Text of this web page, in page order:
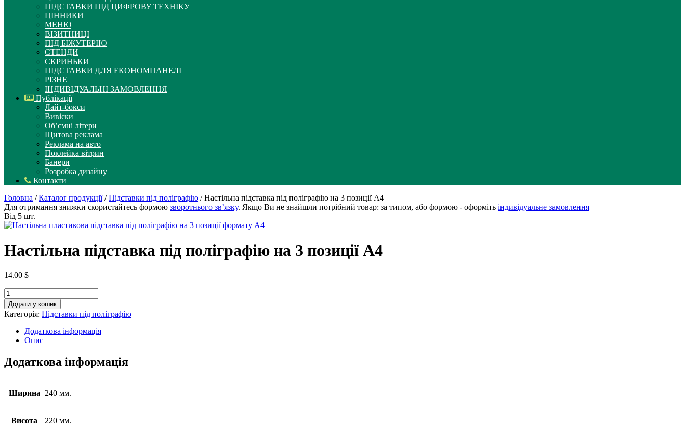
ПІДСТАВКИ ПІД ЦИФРОВУ ТЕХНІКУ
ЦІННИКИ
МЕНЮ
ВІЗИТНИЦІ
ПІД БІЖУТЕРІЮ
СТЕНДИ
СКРИНЬКИ
ПІДСТАВКИ ДЛЯ ЕКОНОМПАНЕЛІ
РІЗНЕ
ІНДИВІДУАЛЬНІ ЗАМОВЛЕННЯ
Публікації
Лайт-бокси
Вивіски
Об’ємні літери
Щитова реклама
Реклама на авто
Поклейка вітрин
Банери
Розробка дизайну
Контакти
Головна /Каталог продукції/Підставки під поліграфію / Настільна підставка під поліграфію на 3 позиції А4
Для отримання знижки скористайтесь формою зворотнього зв’язку. Якщо Ви не знайшли потрібний товар: за типом, або формою - оформіть індивідуальне замовлення
Від 5 шт.
Настільна підставка під поліграфію на 3 позиції А4
14.00 $
Додати у кошик
Категорія: Підставки під поліграфію
Додаткова інформація
Опис
Додаткова інформація
Ширина 240 мм.
Висота 220 мм.